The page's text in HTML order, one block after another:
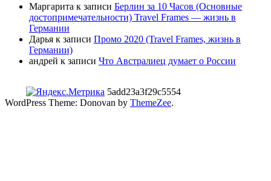
Маргарита к записи Берлин за 10 Часов (Основные
достопримечательности) Travel Frames — жизнь в
Германии
Дарья к записи Промо 2020 (Travel Frames, жизнь в
Германии)
андрей к записи Что Австралиец думает о России
5add23a3f29c5554
WordPress Theme: Donovan by ThemeZee.